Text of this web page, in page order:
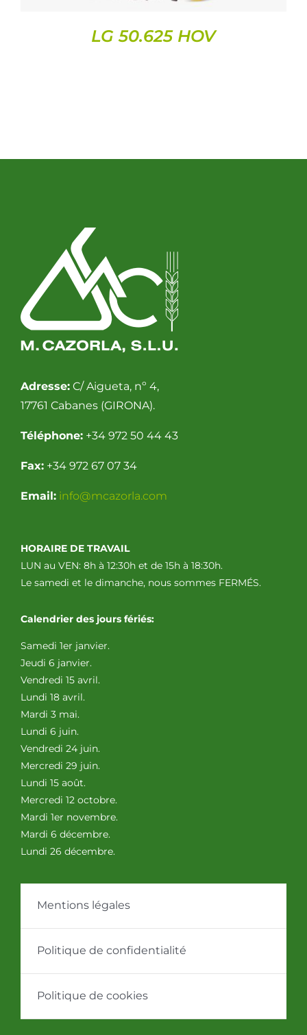
LG 50.625 HOV
Adresse:C/ Aigueta, nº 4,
17761 Cabanes (GIRONA).
Téléphone:+34 972 50 44 43
Fax:+34 972 67 07 34
Email: info@mcazorla.com
HORAIRE DE TRAVAIL
LUN au VEN: 8h à 12:30h et de 15h à 18:30h.
Le samedi et le dimanche, nous sommes FERMÉS.
Calendrier des jours fériés:
Samedi 1er janvier.
Jeudi 6 janvier.
Vendredi 15 avril.
Lundi 18 avril.
Mardi 3 mai.
Lundi 6 juin.
Vendredi 24 juin.
Mercredi 29 juin.
Lundi 15 août.
Mercredi 12 octobre.
Mardi 1er novembre.
Mardi 6 décembre.
Lundi 26 décembre.
Mentions légales
Politique de confidentialité
Politique de cookies